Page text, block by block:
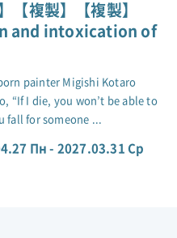
【複製】【複製】
and intoxication of
painter Migishi Kotaro
“If I die, you won’t be able to
fall for someone ...
Пн - 2027.03.31 Ср